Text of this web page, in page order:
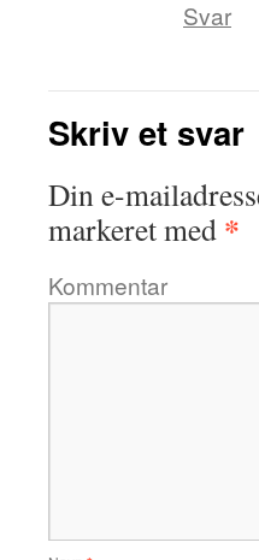
Svar
Skriv et svar
Din e-
markeret med *
Kommentar